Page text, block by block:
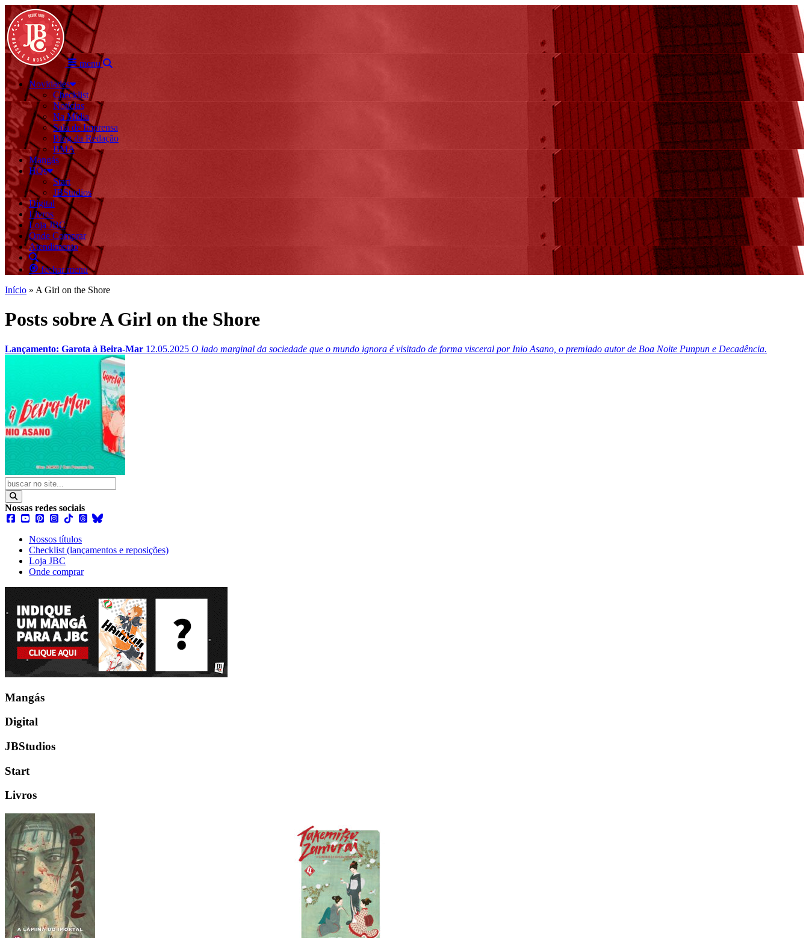
menu
Novidades
Checklist
Notícias
Na Mídia
Sala de Imprensa
Blog da Redação
BMA
Mangás
HQs
Start
JBStudios
Digital
Livros
Loja JBC
Onde Comprar
Atendimento
fechar menu
Início » A Girl on the Shore
Posts sobre A Girl on the Shore
Lançamento: Garota à Beira-Mar 12.05.2025 O lado marginal da sociedade que o mundo ignora é visitado de forma visceral por Inio Asano, o premiado autor de Boa Noite Punpun e Decadência.
Nossas redes sociais
Nossos títulos
Checklist (lançamentos e reposições)
Loja JBC
Onde comprar
Mangás
Digital
JBStudios
Start
Livros